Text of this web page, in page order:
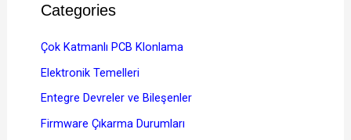
Categories
Çok Katmanlı PCB Klonlama
Elektronik Temelleri
Entegre Devreler ve Bileşenler
Firmware Çıkarma Durumları